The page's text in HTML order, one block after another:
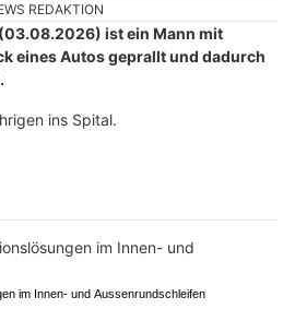
REDAKTION
ist ein Mann mit
eines Autos geprallt und dadurch
ins Spital.
im Innen- und Aussenrundschleifen